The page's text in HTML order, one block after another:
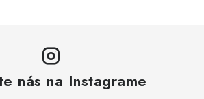
nás na Instagrame